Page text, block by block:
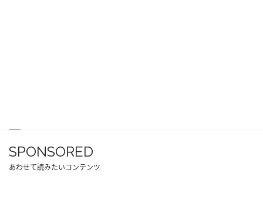
SPONSORED
あわせて読みたいコンテンツ